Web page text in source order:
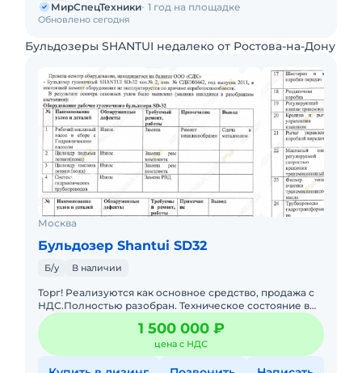
Обновлено сегодня
МирСпецТехники 1 год на площадке
Бульдозеры SHANTUI недалеко от Ростова-на-Дону
Москва
Бульдозер Shantui SD32
Б/у В наличии
Торг! Реализуются как основное средство, продажа с
НДС.Полностью разобран. Техническое состояние в
соответствии с актом оценки технического состояния
приложенны
1 500 000 ₽
цена с НДС